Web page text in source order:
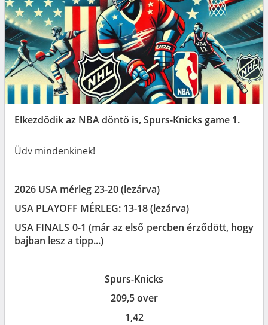
Elkezdődik az NBA döntő is, Spurs-Knicks game 1.
Üdv mindenkinek!
2026 USA mérleg 23-20 (lezárva)
USA PLAYOFF MÉRLEG: 13-18 (lezárva)
USA FINALS 0-1 (már az első percben érződött, hogy
bajban lesz a tipp...)
Spurs-Knicks
209,5 over
1,42